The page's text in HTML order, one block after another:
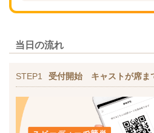
当日の流れ
STEP1 受付開始 キャストが席ま